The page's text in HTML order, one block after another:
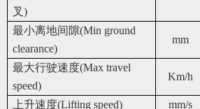
叉)
最小离地间隙(Min ground
clearance)
mm
最大行驶速度(Max travel
speed)
Km/h
上升速度(Lifting speed) mm/s